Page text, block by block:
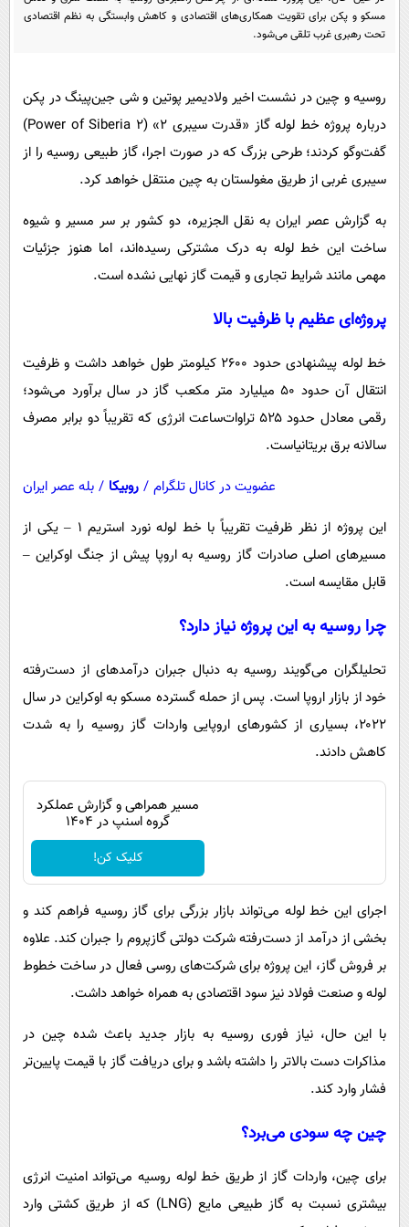
سرگرمی
سلامت
بین الملل
اجتماعی
حیات وحش
پیامک
دانلود
مسکو و پکن برای تقویت همکاری‌های اقتصادی و کاهش وابستگی به نظم اقتصادی
تحت رهبری غرب تلقی می‌شود.
روسیه و چین در نشست اخیر ولادیمیر پوتین و شی جین‌پینگ در پکن
درباره پروژه خط لوله گاز «قدرت سیبری ۲» (Power of Siberia 2)
گفت‌وگو کردند؛ طرحی بزرگ که در صورت اجرا، گاز طبیعی روسیه را از
سیبری غربی از طریق مغولستان به چین منتقل خواهد کرد.
به گزارش عصر ایران به نقل الجزیره، دو کشور بر سر مسیر و شیوه
ساخت این خط لوله به درک مشترکی رسیده‌اند، اما هنوز جزئیات
مهمی مانند شرایط تجاری و قیمت گاز نهایی نشده است.
پروژه‌ای عظیم با ظرفیت بالا
خط لوله پیشنهادی حدود ۲۶۰۰ کیلومتر طول خواهد داشت و ظرفیت
انتقال آن حدود ۵۰ میلیارد متر مکعب گاز در سال برآورد می‌شود؛
رقمی معادل حدود ۵۲۵ تراوات‌ساعت انرژی که تقریباً دو برابر مصرف
سالانه برق بریتانیاست.
عضویت در کانال تلگرام / روبیکا / بله عصر ایران
این پروژه از نظر ظرفیت تقریباً با خط لوله نورد استریم ۱ – یکی از
مسیرهای اصلی صادرات گاز روسیه به اروپا پیش از جنگ اوکراین –
قابل مقایسه است.
چرا روسیه به این پروژه نیاز دارد؟
تحلیلگران می‌گویند روسیه به دنبال جبران درآمدهای از دست‌رفته
خود از بازار اروپا است. پس از حمله گسترده مسکو به اوکراین در سال
۲۰۲۲، بسیاری از کشورهای اروپایی واردات گاز روسیه را به شدت
کاهش دادند.
مسیر همراهی و گزارش عملکرد
گروه اسنپ در ۱۴۰۴
کلیک کن!
اجرای این خط لوله می‌تواند بازار بزرگی برای گاز روسیه فراهم کند و
بخشی از درآمد از دست‌رفته شرکت دولتی گازپروم را جبران کند. علاوه
بر فروش گاز، این پروژه برای شرکت‌های روسی فعال در ساخت خطوط
لوله و صنعت فولاد نیز سود اقتصادی به همراه خواهد داشت.
با این حال، نیاز فوری روسیه به بازار جدید باعث شده چین در
مذاکرات دست بالاتر را داشته باشد و برای دریافت گاز با قیمت پایین‌تر
فشار وارد کند.
چین چه سودی می‌برد؟
برای چین، واردات گاز از طریق خط لوله روسیه می‌تواند امنیت انرژی
بیشتری نسبت به گاز طبیعی مایع (LNG) که از طریق کشتی وارد